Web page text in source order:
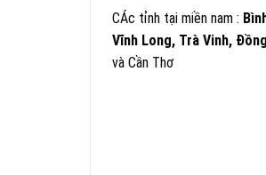
CÁc tỉnh tại miền nam :
Vĩnh Long, Trà Vinh,
và Cần Thơ